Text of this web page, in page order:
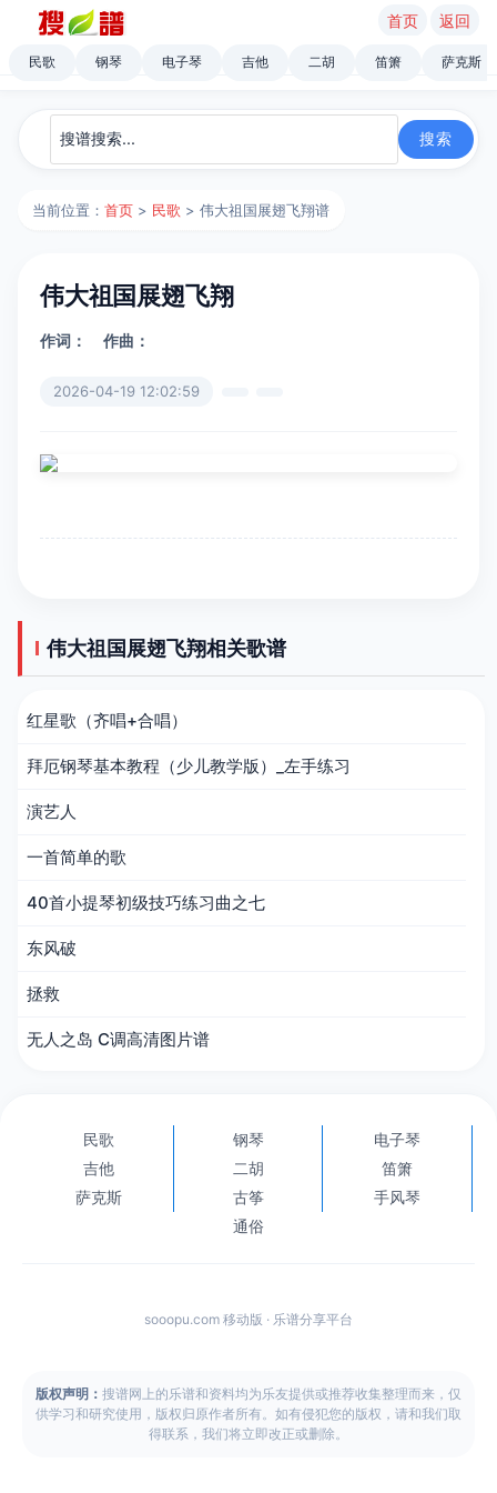
首页 返回
民歌 钢琴 电子琴 吉他 二胡 笛箫 萨克斯
当前位置：首页 > 民歌 > 伟大祖国展翅飞翔谱
伟大祖国展翅飞翔
作词： 作曲：
2026-04-19 12:02:59
伟大祖国展翅飞翔相关歌谱
红星歌（齐唱+合唱）
拜厄钢琴基本教程（少儿教学版）_左手练习
演艺人
一首简单的歌
40首小提琴初级技巧练习曲之七
东风破
拯救
无人之岛 C调高清图片谱
民歌 钢琴
电子琴
吉他
二胡
笛箫
萨克斯
古筝
手风琴
通俗
sooopu.com 移动版 · 乐谱分享平台
版权声明： 搜谱网上的乐谱和资料均为乐友提供或推荐收集整理而来，仅
供学习和研究使用，版权归原作者所有。如有侵犯您的版权，请和我们取
得联系，我们将立即改正或删除。